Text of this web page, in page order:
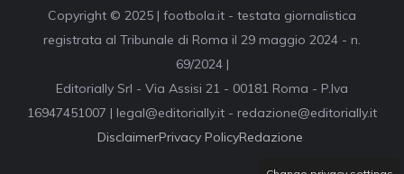
Copyright © 2025 | footbola.it - testata giornalistica
registrata al Tribunale di Roma il 29 maggio 2024 - n.
69/2024 |
Editorially Srl - Via Assisi 21 - 00181 Roma - P.Iva
16947451007 | legal@editorially.it - redazione@editorially.it
DisclaimerPrivacy PolicyRedazione